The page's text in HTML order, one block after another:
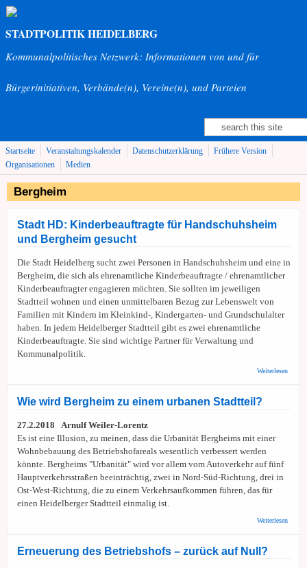
Direkt zum Inhalt
STADTPOLITIK HEIDELBERG
Kommunalpolitisches Netzwerk: Informationen von und für
Bürgerinitiativen, Verbände(n), Vereine(n), und Parteien
Suchformular
Suche
Startseite Veranstaltungskalender Datenschutzerklärung
Frühere Version
Organisationen
Medien
Bergheim
Stadt HD: Kinderbeauftragte für Handschuhsheim
und Bergheim gesucht
Die Stadt Heidelberg sucht zwei Personen in Handschuhsheim und eine in
Bergheim, die sich als ehrenamtliche Kinderbeauftragte / ehrenamtlicher
Kinderbeauftragter engagieren möchten. Sie sollten im jeweiligen
Stadtteil wohnen und einen unmittelbaren Bezug zur Lebenswelt von
Familien mit Kindern im Kleinkind-, Kindergarten- und Grundschulalter
haben. In jedem Heidelberger Stadtteil gibt es zwei ehrenamtliche
Kinderbeauftragte. Sie sind wichtige Partner für Verwaltung und
Kommunalpolitik.
Weiterlesen
Wie wird Bergheim zu einem urbanen Stadtteil?
27.2.2018
Arnulf Weiler-Lorentz
Es ist eine Illusion, zu meinen, dass die Urbanität Bergheims mit einer
Wohnbebauung des Betriebshofareals wesentlich verbessert werden
könnte. Bergheims "Urbanität" wird vor allem vom Autoverkehr auf fünf
Hauptverkehrsstraßen beeinträchtig, zwei in Nord-Süd-Richtung, drei in
Ost-West-Richtung, die zu einem Verkehrsaufkommen führen, das für
einen Heidelberger Stadtteil einmalig ist.
Weiterlesen
Erneuerung des Betriebshofs – zurück auf Null?